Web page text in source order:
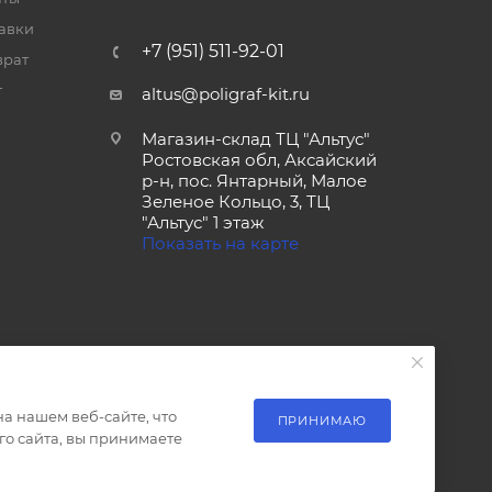
+7 (951) 511-92-01
altus@poligraf-kit.ru
Магазин-склад ТЦ "Альтус"
Ростовская обл, Аксайский
р-н, пос. Янтарный, Малое
Зеленое Кольцо, 3, ТЦ
"Альтус" 1 этаж
Показать на карте
нашем веб-сайте, что
сайта, вы принимаете
ПРИНИМАЮ